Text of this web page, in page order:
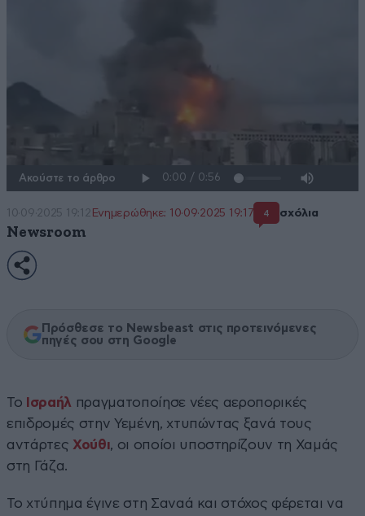
Ακούστε το άρθρο
10·09·2025 19:12 Ενημερώθηκε: 10·09·2025 19:17 4 σχόλια
Newsroom
Πρόσθεσε το Newsbeast στις προτεινόμενες
πηγές σου στη Google
Το Ισραήλ πραγματοποίησε νέες αεροπορικές
επιδρομές στην Υεμένη, χτυπώντας ξανά τους
αντάρτες Χούθι, οι οποίοι υποστηρίζουν τη Χαμάς
στη Γάζα.
Το χτύπημα έγινε στη Σαναά και στόχος φέρεται να